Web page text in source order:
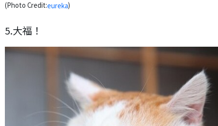
(Photo Credit:eureka)
5.大福！